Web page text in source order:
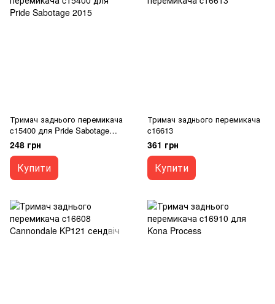
Тримач заднього перемикача
c15400 для Pride Sabotage
2015
248 грн
Купити
Тримач заднього перемикача
c16613
361 грн
Купити